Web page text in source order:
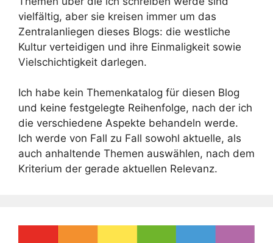
vielfältig, aber sie kreisen immer um das
Zentralanliegen dieses Blogs: die westliche
Kultur verteidigen und ihre Einmaligkeit sowie
Vielschichtigkeit darlegen.
Ich habe kein Themenkatalog für diesen Blog
und keine festgelegte Reihenfolge, nach der ich
die verschiedene Aspekte behandeln werde.
Ich werde von Fall zu Fall sowohl aktuelle, als
auch anhaltende Themen auswählen, nach dem
Kriterium der gerade aktuellen Relevanz.